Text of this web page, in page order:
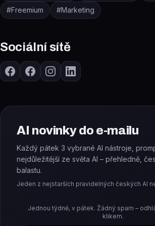
#Freemium #Marketing
Sociální sítě
AI novinky do e-mailu
Každý pátek 3 vybrané AI nástroje,
nejdůležitější ze světa AI – přehledně,
balastu.
Jeden z nejstarších pravidelných českých AI
Jednou týdně, v pátek. Žádný spam –
klikem.